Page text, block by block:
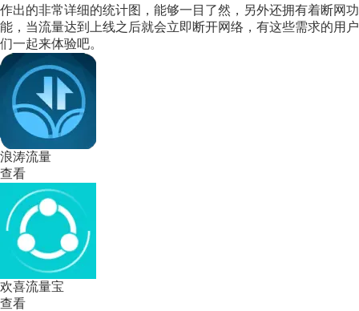
作出的非常详细的统计图，能够一目了然，另外还拥有着断网功
能，当流量达到上线之后就会立即断开网络，有这些需求的用户
们一起来体验吧。
浪涛流量
查看
欢喜流量宝
查看